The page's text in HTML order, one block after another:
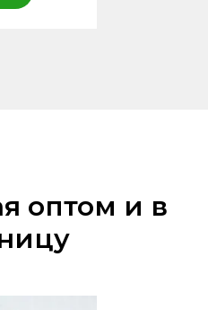
оптом и в